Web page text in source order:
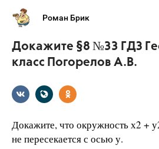
Роман Брик
Докажите §8 №33 ГДЗ
класс Погорелов А.В.
Докажите, что окружность х2 +
не пересекается с осью у.